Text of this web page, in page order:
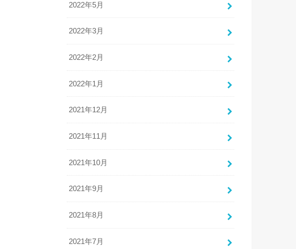
2022年5月
2022年3月
2022年2月
2022年1月
2021年12月
2021年11月
2021年10月
2021年9月
2021年8月
2021年7月